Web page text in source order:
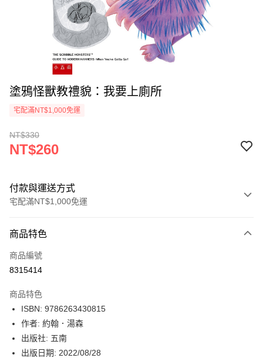
塗鴉怪獸教禮貌：我要上廁所
宅配滿NT$1,000免運
NT$330
NT$260
付款與運送方式
宅配滿NT$1,000免運
icash Pay
信用卡一次付款
LINE Pay
Apple Pay
街口支付
商品特色
商品編號
8315414
商品特色
ISBN: 9786263430815
作者: 約翰．湯森
出版社: 五南
出版日期: 2022/08/28